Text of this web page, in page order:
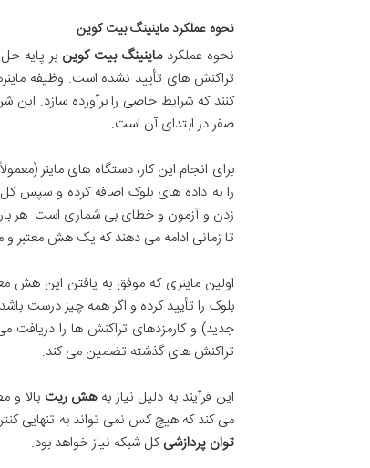
نحوه عملکرد ماینینگ بیت کوین
نحوه عملکردماینینگ بیت کوین بر پایه
تراکنش های تأیید نشده است. وظیفه
کنند که شرایط خاصی را برآورده سازد. این
صفر در ابتدای آن است.
برای انجام این کار، دستگاه های ماینر
تا زمانی ادامه می دهند که یک هش معتبر و
اولین ماینری که موفق به یافتن این هش
بلوک را تأیید کرده و اگر همه چیز درست
جدید) و کارمزدهای تراکنش ها را دریافت
تراکنش های گذشته تضمین می کند.
این فرآیند به دلیل نیاز بههش ریت بالا
می کند که هیچ کس نمی تواند به تنهایی کنترل
توان پردازشیکل شبکه نیاز خواهد بود.